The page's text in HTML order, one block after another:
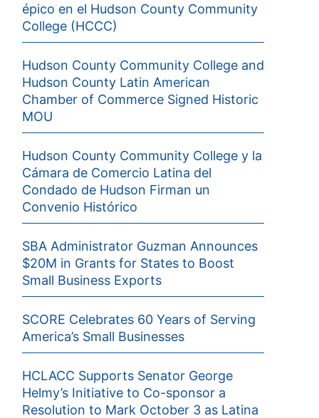
épico en el Hudson County Community
College (HCCC)
Hudson County Community College and
Hudson County Latin American
Chamber of Commerce Signed Historic
MOU
Hudson County Community College y la
Cámara de Comercio Latina del
Condado de Hudson Firman un
Convenio Histórico
SBA Administrator Guzman Announces
$20M in Grants for States to Boost
Small Business Exports
SCORE Celebrates 60 Years of Serving
America’s Small Businesses
HCLACC Supports Senator George
Helmy’s Initiative to Co-sponsor a
Resolution to Mark October 3 as Latina